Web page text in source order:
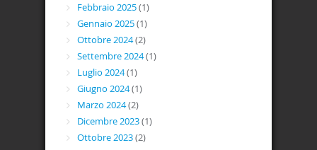
Febbraio 2025(1)
Gennaio 2025(1)
Ottobre 2024(2)
Settembre 2024(1)
Luglio 2024(1)
Giugno 2024(1)
Marzo 2024(2)
Dicembre 2023(1)
Ottobre 2023(2)